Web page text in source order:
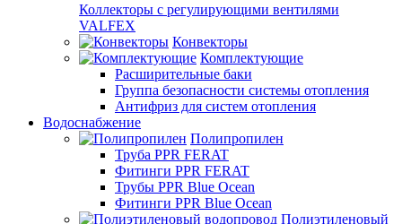
Коллекторы с регулирующими вентилями
VALFEX
Конвекторы
Комплектующие
Расширительные баки
Группа безопасности системы отопления
Антифриз для систем отопления
Водоснабжение
Полипропилен
Труба PPR FERAT
Фитинги PPR FERAT
Трубы PPR Blue Ocean
Фитинги PPR Blue Ocean
Полиэтиленовый